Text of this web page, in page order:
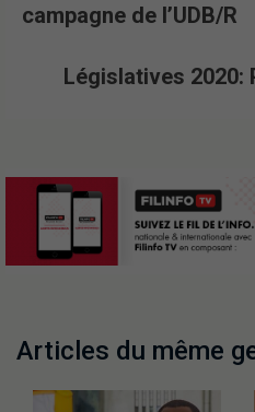
campagne de l’UDB/R
Législatives 2020:
Articles du même